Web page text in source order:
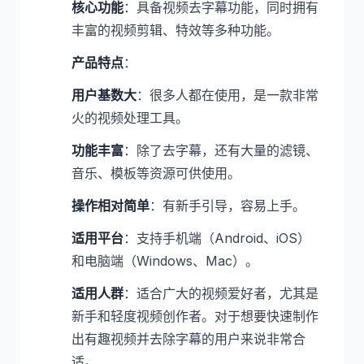
核心功能：具备视频去字幕功能，同时拥有
丰富的视频剪辑、特效等多种功能。
产品特点：
用户基数大：很多人都在使用，是一款非常
火的视频处理工具。
功能丰富：除了去字幕，还有大量的滤镜、
音乐、模板等资源可供使用。
操作相对简单：有新手引导，容易上手。
适用平台：支持手机端（Android、iOS）
和电脑端（Windows、Mac）。
适用人群：适合广大的视频爱好者，尤其是
新手和轻度视频创作者。对于想要快速制作
出有趣视频并去除字幕的用户来说非常合